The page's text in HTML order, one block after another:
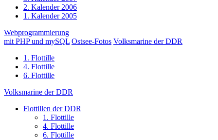
2. Kalender 2006
1. Kalender 2005
Webprogrammierung
mit PHP und mySQL Ostsee-Fotos Volksmarine der DDR
1. Flottille
4. Flottille
6. Flottille
Volksmarine der DDR
Flottillen der DDR
1. Flottille
4. Flottille
6. Flottille